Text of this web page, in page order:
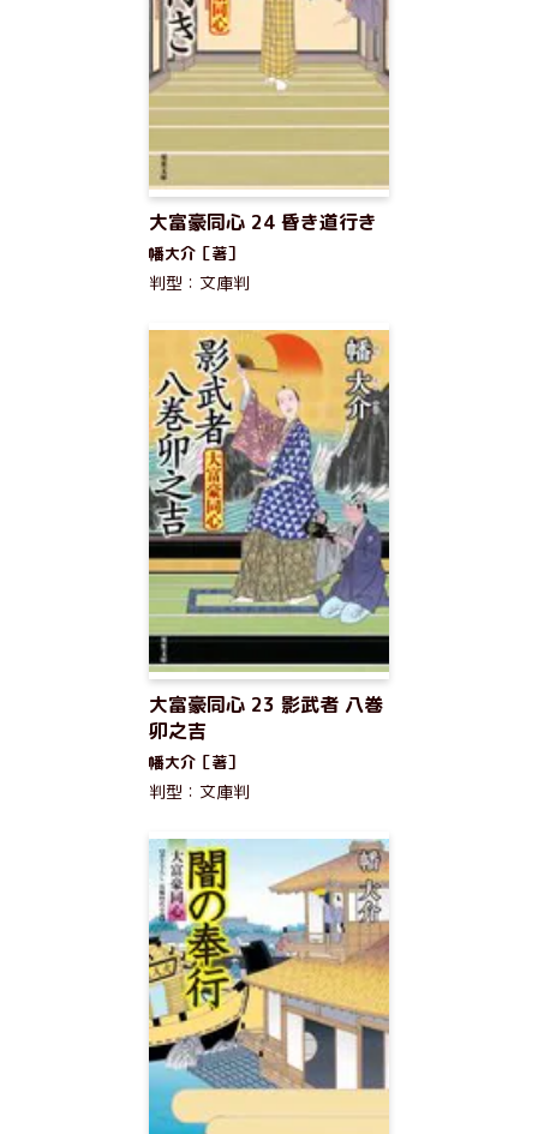
大富豪同心 24 昏き道行き
幡大介［著］
判型：文庫判
大富豪同心 23 影武者 八巻
卯之吉
幡大介［著］
判型：文庫判